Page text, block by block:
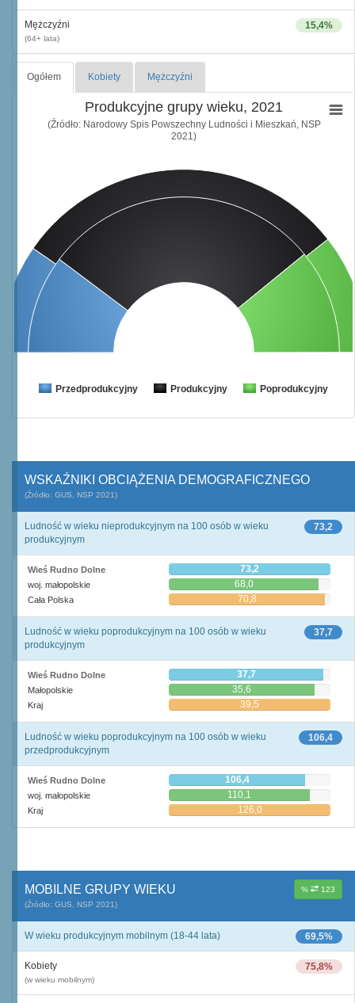
15,4%
Mężczyźni
(64+ lata)
Ogółem Kobiety Mężczyźni
Produkcyjne grupy wieku, 2021
(Źródło: Narodowy Spis Powszechny Ludności i Mieszkań, NSP
2021)
Przedprodukcyjny Produkcyjny Poprodukcyjny
WSKAŹNIKI OBCIĄŻENIA DEMOGRAFICZNEGO
(Źródło: GUS, NSP 2021)
73,2
Ludność w wieku nieprodukcyjnym na 100 osób w wieku
produkcyjnym
Wieś Rudno Dolne 73,2
woj. małopolskie 68,0
Cała Polska 70,8
37,7
Ludność w wieku poprodukcyjnym na 100 osób w wieku
produkcyjnym
Wieś Rudno Dolne 37,7
Małopolskie 35,6
Kraj 39,5
106,4
Ludność w wieku poprodukcyjnym na 100 osób w wieku
przedprodukcyjnym
Wieś Rudno Dolne 106,4
woj. małopolskie 110,1
Kraj 126,0
% 123
MOBILNE GRUPY WIEKU
(Źródło: GUS, NSP 2021)
69,5%
W wieku produkcyjnym mobilnym (18-44 lata)
75,8%
Kobiety
(w wieku mobilnym)